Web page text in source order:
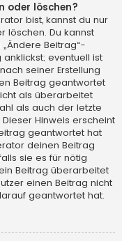
oder löschen?
bist, kannst du nur
löschen. Du kannst
Beitrag“-
eventuell ist
seiner Erstellung
Beitrag geantwortet
als überarbeitet
als auch der letzte
Hinweis erscheint
geantwortet hat
deinen Beitrag
sie es für nötig
Beitrag überarbeitet
einen Beitrag nicht
geantwortet hat.